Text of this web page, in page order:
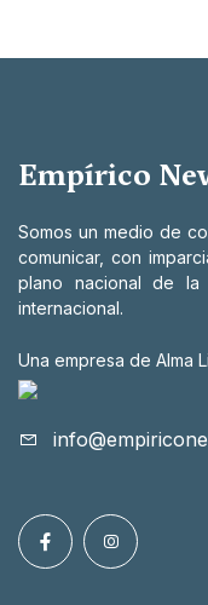
Empírico
Somos un medio de
comunicar, con
plano nacional de la
internacional.
Una empresa de Alma